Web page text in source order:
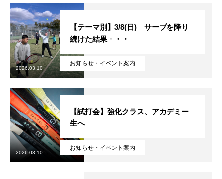
お知らせ・イベント案内
【テーマ別】3/8(日) サーブを降り
続けた結果・・・
2026.03.10
お知らせ・イベント案内
【試打会】強化クラス、アカデミー
生へ
2026.03.10